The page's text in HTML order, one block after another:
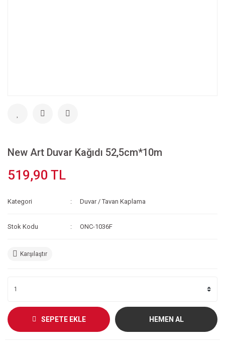
New Art Duvar Kağıdı 52,5cm*10m
519,90 TL
Kategori Duvar / Tavan Kaplama
Stok Kodu ONC-1036F
Karşılaştır
SEPETE EKLE HEMEN AL